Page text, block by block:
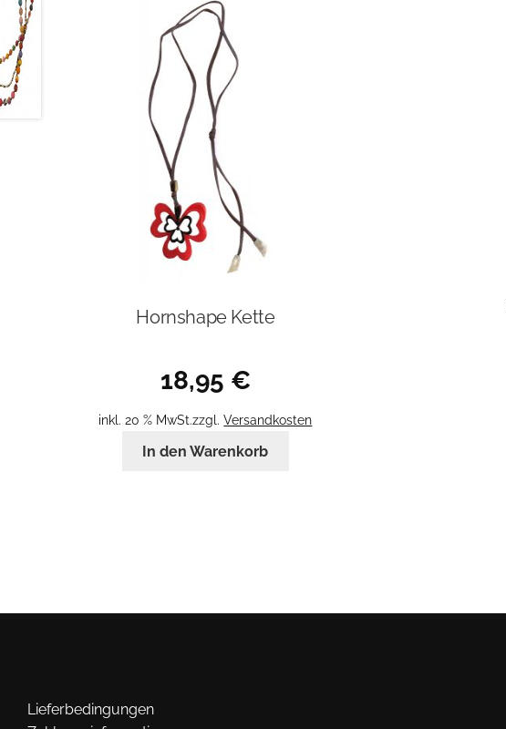
Hornshape Kette
18,95 €
inkl. 20 % MwSt.zzgl.Versandkosten
In den Warenkorb
Lieferbedingungen